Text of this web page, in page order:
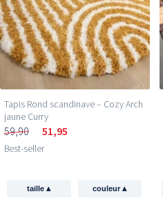
Tapis Rond scandinave – Cozy Arch
jaune Curry
59,90 51,95
Best-seller
taille▴ couleur▴